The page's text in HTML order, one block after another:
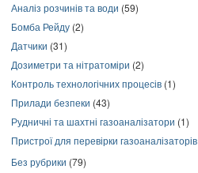
Аналіз розчинів та води (59)
Бомба Рейду (2)
Датчики (31)
Дозиметри та нітратоміри (2)
Контроль технологічних процесів (1)
Прилади безпеки (43)
Рудничні та шахтні газоаналізатори (1)
Пристрої для перевірки газоаналізаторів
Без рубрики (79)